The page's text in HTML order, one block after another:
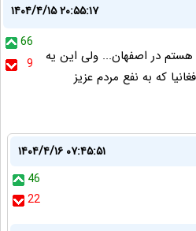
۱۴۰۴/۴/۱۵ ۲۰:۵۵:۱۷
66
9
در اصفهان... ولی این یه
که به نفع مردم عزیز
۱۴۰۴/۴/۱۶ ۰۷:۴۵:۵۱
46
22